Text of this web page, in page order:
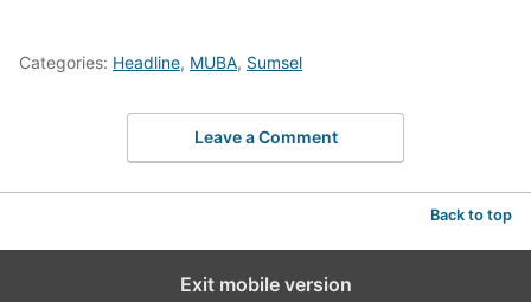
Categories: Headline, MUBA, Sumsel
Leave a Comment
Back to top
Exit mobile version